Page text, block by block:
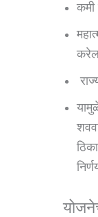
कमी